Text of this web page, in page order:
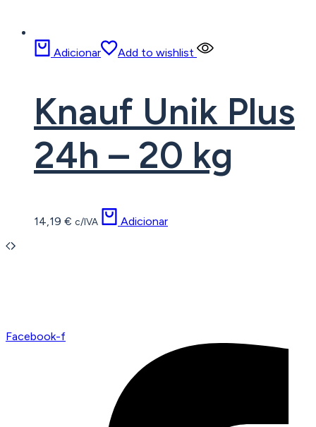
Adicionar Add to wishlist
Knauf Unik Plus
24h – 20 kg
14,19 € c/IVA Adicionar
Facebook-f